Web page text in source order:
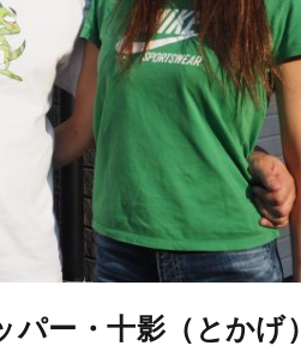
ー・十影（とかげ）